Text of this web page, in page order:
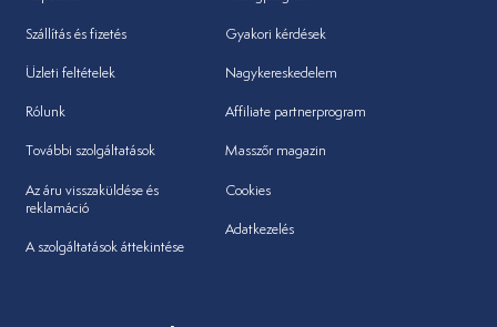
Szállítás és fizetés
Üzleti feltételek
Rólunk
További szolgáltatások
Az áru visszaküldése és
reklamáció
A szolgáltatások áttekintése
Gyakori kérdések
Nagykereskedelem
Affiliate partnerprogram
Masszőr magazin
Cookies
Adatkezelés